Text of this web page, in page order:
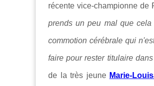
récente vice-championne de
prends un peu mal que
commotion cérébrale qui
faire pour rester titulaire
de la très jeune Marie-